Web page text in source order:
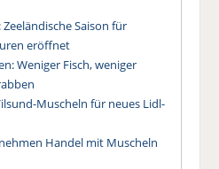
Saison für
eröffnet
Weniger Fisch, weniger
Muscheln für neues Lidl-
Handel mit Muscheln